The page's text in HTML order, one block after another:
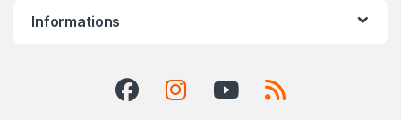
Informations